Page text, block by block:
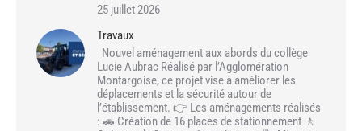
25 juillet 2026
Travaux
Nouvel aménagement aux abords du collège
Lucie Aubrac Réalisé par l’Agglomération
Montargoise, ce projet vise à améliorer les
déplacements et la sécurité autour de
l’établissement. 👉 Les aménagements réalisés
: 🚗 Création de 16 places de stationnement 🚶